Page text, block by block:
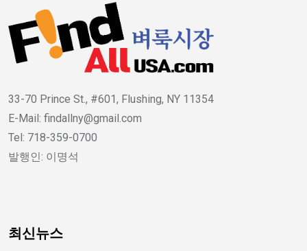
33-70 Prince St., #601, Flushing, NY 11354
E-Mail: findallny@gmail.com
Tel: 718-359-0700
발행인: 이명석
최신뉴스